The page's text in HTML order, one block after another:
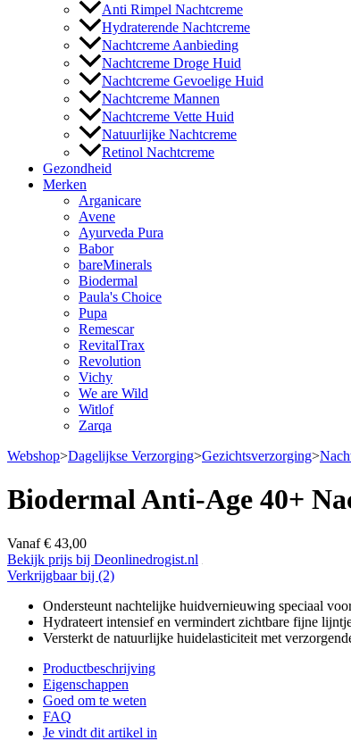
Anti Rimpel Nachtcreme
Hydraterende Nachtcreme
Nachtcreme Aanbieding
Nachtcreme Droge Huid
Nachtcreme Gevoelige Huid
Nachtcreme Mannen
Nachtcreme Vette Huid
Natuurlijke Nachtcreme
Retinol Nachtcreme
Gezondheid
Merken
Arganicare
Avene
Ayurveda Pura
Babor
bareMinerals
Biodermal
Paula's Choice
Pupa
Remescar
RevitalTrax
Revolution
Vichy
We are Wild
Witlof
Zarqa
Webshop>Dagelijkse Verzorging>Gezichtsverzorging>
Biodermal Anti-Age 40+
Vanaf € 43,00
Bekijk prijs bij Deonlinedrogist.nl
Verkrijgbaar bij (2)
Ondersteunt nachtelijke huidvernieuwing speciaal
Hydrateert intensief en vermindert zichtbare fijne
Versterkt de natuurlijke huidelasticiteit met
Productbeschrijving
Eigenschappen
Goed om te weten
FAQ
Je vindt dit artikel in